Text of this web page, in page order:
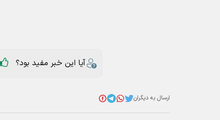
معاون استانداری مرکزی
مشکلی در تأمین آرد و عرضه نان در